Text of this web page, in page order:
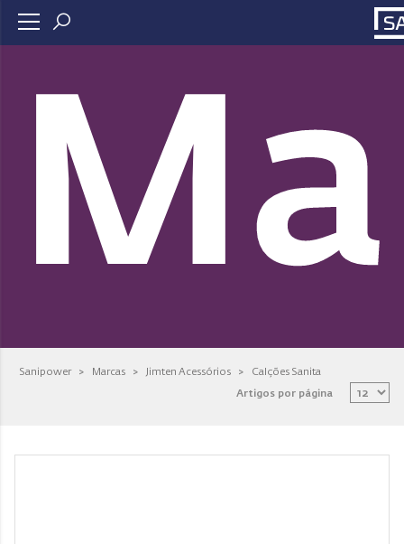
Sanipower > Marcas > Jimten Acessórios > Calções Sanita
Artigos por página